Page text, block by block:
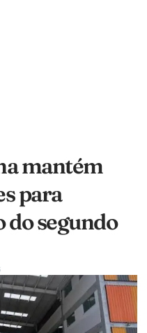
mantém
para
do segundo